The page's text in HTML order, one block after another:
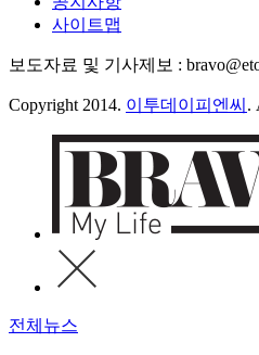
사이트맵
보도자료 및 기사제보 :
Copyright 2014. 이투데이피엔씨 .
전체뉴스